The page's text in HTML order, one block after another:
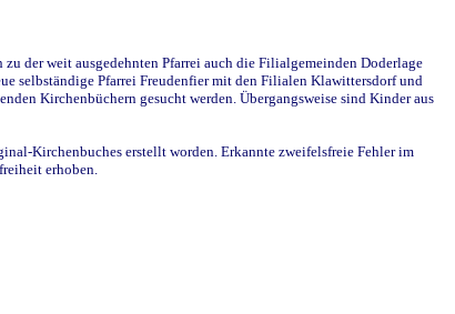
der weit ausgedehnten Pfarrei auch die Filialgemeinden Doderlage
selbständige Pfarrei Freudenfier mit den Filialen Klawittersdorf und
Kirchenbüchern gesucht werden. Übergangsweise sind Kinder aus
Kirchenbuches erstellt worden. Erkannte zweifelsfreie Fehler im
erhoben.